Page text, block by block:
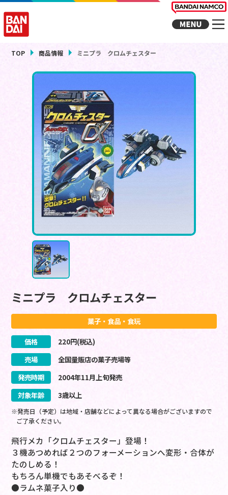
TOP 商品情報 ミニプラ クロムチェスター
ミニプラ クロムチェスター
菓子・食品・食玩
価格 220円(税込)
売場
全国量販店の菓子売場等
発売時期
2004年11月上旬発売
対象年齢
3歳以上
※発売日（予定）は地域・店舗などによって異なる場合がございますので
ご了承ください。
飛行メカ「クロムチェスター」登場！
３機あつめれば２つのフォーメーションへ変形・合体が
たのしめる！
もちろん単機でもあそべるぞ！
●ラムネ菓子入り●